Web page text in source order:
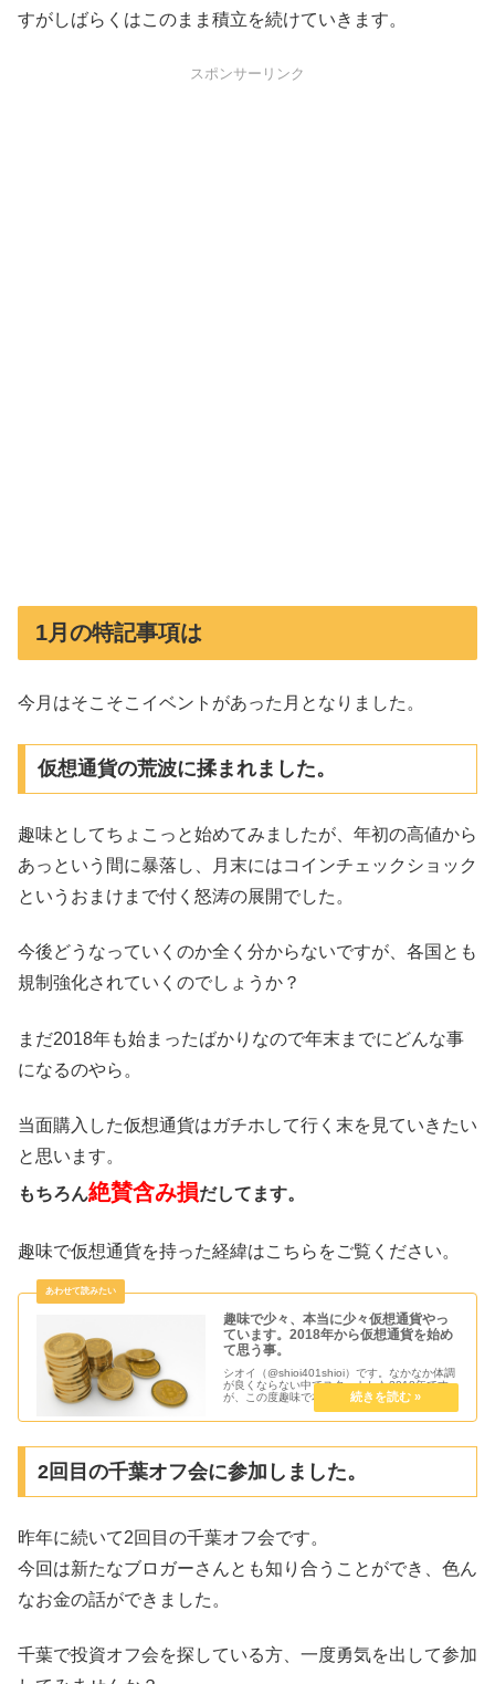
すがしばらくはこのまま積立を続けていきます。
スポンサーリンク
1月の特記事項は
今月はそこそこイベントがあった月となりました。
仮想通貨の荒波に揉まれました。
趣味としてちょこっと始めてみましたが、年初の高値から
あっという間に暴落し、月末にはコインチェックショック
というおまけまで付く怒涛の展開でした。
今後どうなっていくのか全く分からないですが、各国とも
規制強化されていくのでしょうか？
まだ2018年も始まったばかりなので年末までにどんな事
になるのやら。
当面購入した仮想通貨はガチホして行く末を見ていきたい
と思います。
もちろん絶賛含み損だしてます。
趣味で仮想通貨を持った経緯はこちらをご覧ください。
趣味で少々、本当に少々仮想通貨やっ
ています。2018年から仮想通貨を始め
て思う事。
シオイ（@shioi401shioi）です。なかなか体調
が良くならない中でスタートした2018年です
が、この度趣味で本当に少々の仮想通貨を購入
してみました。昨年の価格の高騰により何人の
億り人を生み出したことか。今年は昨年手をこ
2回目の千葉オフ会に参加しました。
昨年に続いて2回目の千葉オフ会です。
今回は新たなブロガーさんとも知り合うことができ、色ん
なお金の話ができました。
千葉で投資オフ会を探している方、一度勇気を出して参加